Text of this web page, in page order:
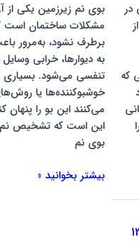
در
که
بوی نم زیرزمین یکی از
مشکلات ساختمان است
برطرف نشود، به‌مرور
به دیوارها، خرابی
تنفسی می‌شود. بسیاری از
خوشبوکننده‌ها یا
می‌کنند این بو را پنهان
این است که تشخیص نم
بوی نم
بیشتر بخوانید »